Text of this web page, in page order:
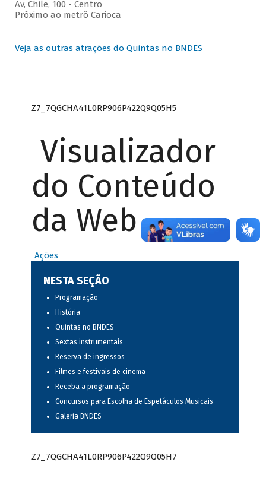
Av, Chile, 100 - Centro
Próximo ao metrô Carioca
Veja as outras atrações do Quintas no BNDES
Z7_7QGCHA41L0RP906P422Q9Q05H5
Visualizador
do Conteúdo
da Web
Ações
NESTA SEÇÃO
Programação
História
Quintas no BNDES
Sextas instrumentais
Reserva de ingressos
Filmes e festivais de cinema
Receba a programação
Concursos para Escolha de Espetáculos Musicais
Galeria BNDES
Z7_7QGCHA41L0RP906P422Q9Q05H7